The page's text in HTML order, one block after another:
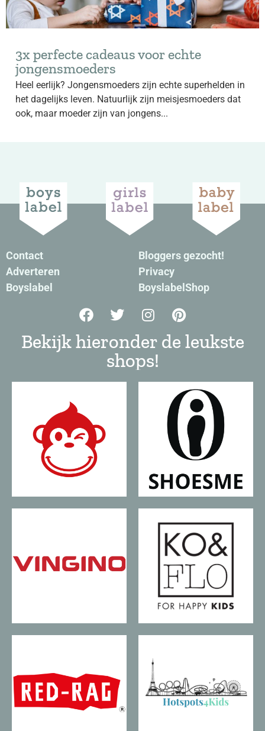
3x perfecte cadeaus voor echte
jongensmoeders
Heel eerlijk? Jongensmoeders zijn echte superhelden in
het dagelijks leven. Natuurlijk zijn meisjesmoeders dat
ook, maar moeder zijn van jongens...
Contact
Adverteren
Boyslabel
Bloggers gezocht!
Privacy
BoyslabelShop
Bekijk hieronder de leukste
shops!